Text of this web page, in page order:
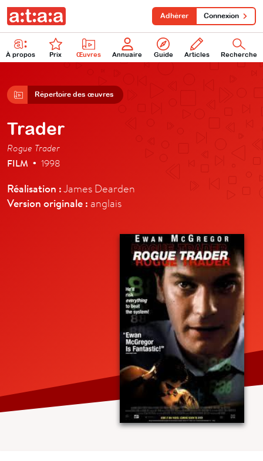
À propos Prix Œuvres Annuaire Guide Articles Recherche
Adhérer Connexion
Répertoire des œuvres
Trader
Rogue Trader
FILM • 1998
Réalisation :James Dearden
Version originale : anglais